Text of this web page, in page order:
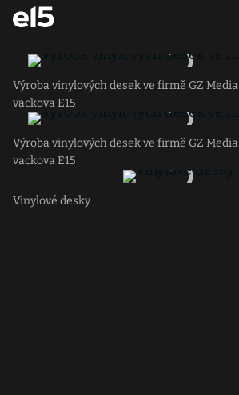
Výroba vinylových desek ve firmě GZ Media
vackova E15
Výroba vinylových desek ve firmě GZ Media
vackova E15
Vinylové desky